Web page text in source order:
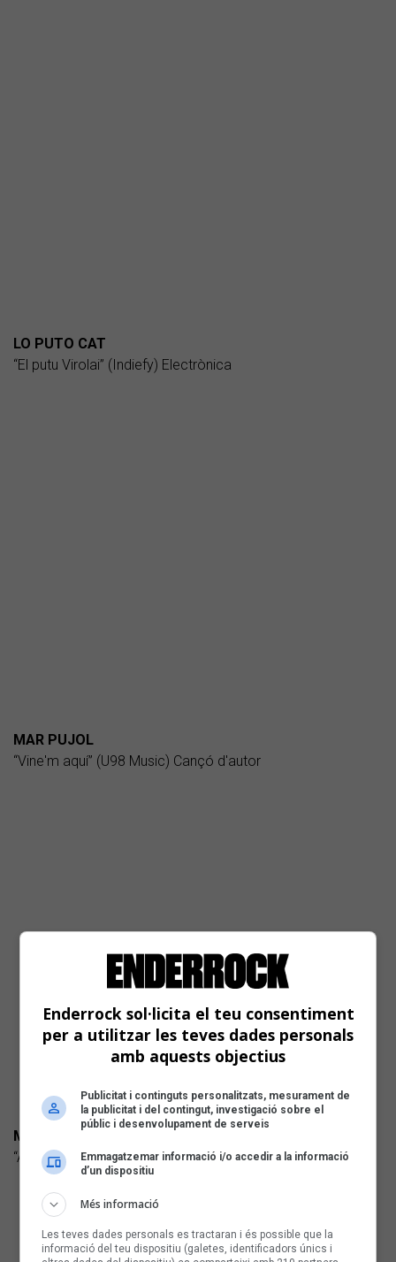
LO PUTO CAT
“El putu Virolai” (Indiefy) Electrònica
MAR PUJOL
“Vine'm aquí” (U98 Music) Cançó d'autor
MARTA SHANTI
“Aire” (Cases de la Música) Cançó d'autor
Enderrock sol·licita el teu consentiment
per a utilitzar les teves dades personals
amb aquests objectius
Publicitat i continguts personalitzats, mesurament de
la publicitat i del contingut, investigació sobre el
públic i desenvolupament de serveis
Emmagatzemar informació i/o accedir a la informació
d’un dispositiu
Més informació
Les teves dades personals es tractaran i és possible que la
informació del teu dispositiu (galetes, identificadors únics i